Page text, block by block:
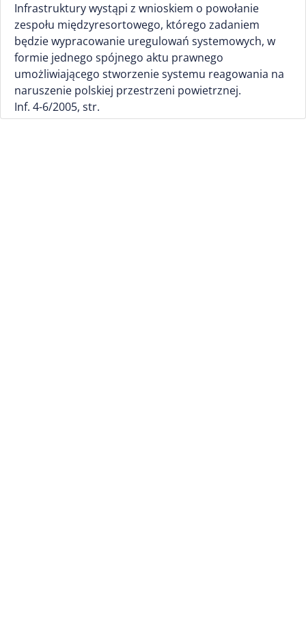
Infrastruktury wystąpi z wnioskiem o powołanie
zespołu międzyresortowego, którego zadaniem
będzie wypracowanie uregulowań systemowych, w
formie jednego spójnego aktu prawnego
umożliwiającego stworzenie systemu reagowania na
naruszenie polskiej przestrzeni powietrznej.
Inf. 4-6/2005, str.